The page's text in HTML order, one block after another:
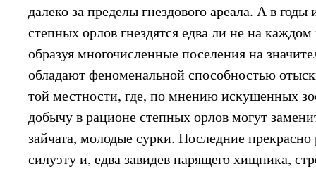
далеко за пределы гнездового ареала. А в
степных орлов гнездятся едва ли не на
образуя многочисленные поселения на
обладают феноменальной способностью
той местности, где, по мнению искушенных
добычу в рационе степных орлов могут
зайчата, молодые сурки. Последние
силуэту и, едва завидев парящего хищника,